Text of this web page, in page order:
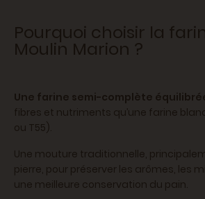
Pourquoi choisir la
Moulin Marion ?
Une farine semi-complète
fibres et nutriments qu’une farine
ou T55).
Une mouture traditionnelle,
pierre, pour préserver les arômes, les
une meilleure conservation du pain.